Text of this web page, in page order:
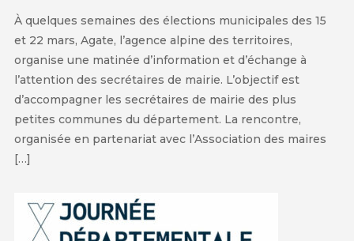
À quelques semaines des élections municipales des 15
et 22 mars, Agate, l’agence alpine des territoires,
organise une matinée d’information et d’échange à
l’attention des secrétaires de mairie. L’objectif est
d’accompagner les secrétaires de mairie des plus
petites communes du département. La rencontre,
organisée en partenariat avec l’Association des maires
[…]